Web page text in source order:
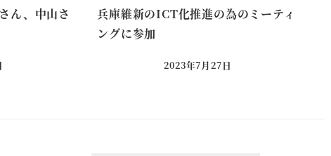
ん、中山さ
兵庫維新のICT化推進の為のミーティ
ングに参加
投稿日
2023年7月27日